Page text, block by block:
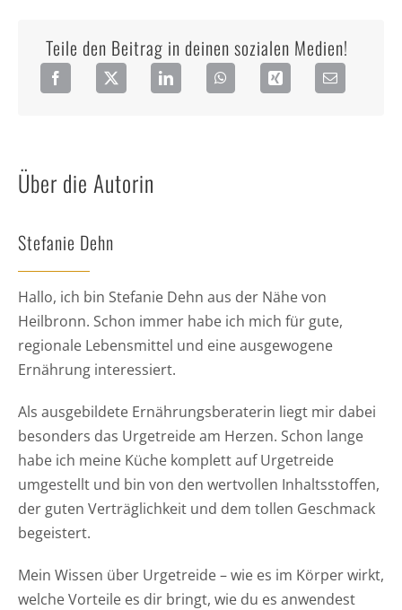
Teile den Beitrag in deinen sozialen Medien!
Über die Autorin
Stefanie Dehn
Hallo, ich bin Stefanie Dehn aus der Nähe von
Heilbronn. Schon immer habe ich mich für gute,
regionale Lebensmittel und eine ausgewogene
Ernährung interessiert.
Als ausgebildete Ernährungsberaterin liegt mir dabei
besonders das Urgetreide am Herzen. Schon lange
habe ich meine Küche komplett auf Urgetreide
umgestellt und bin von den wertvollen Inhaltsstoffen,
der guten Verträglichkeit und dem tollen Geschmack
begeistert.
Mein Wissen über Urgetreide – wie es im Körper wirkt,
welche Vorteile es dir bringt, wie du es anwendest